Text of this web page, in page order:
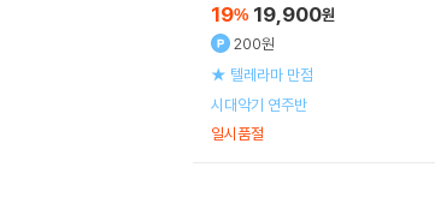
19% 19,900원
200원
★ 텔레라마 만점
시대악기 연주반
일시품절